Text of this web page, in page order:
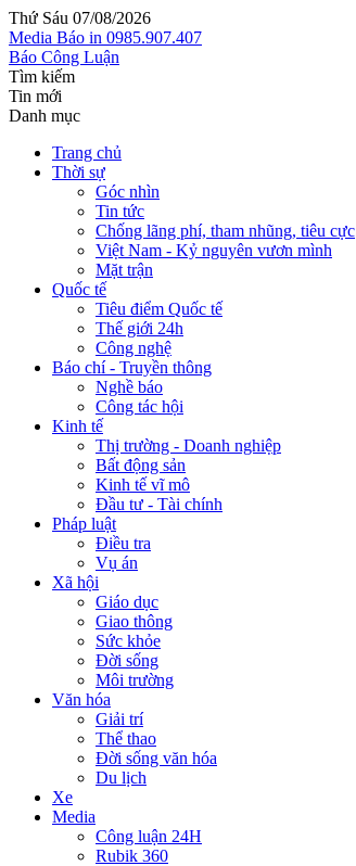
Thứ Sáu 07/08/2026
Media Báo in 0985.907.407
Báo Công Luận
Tìm kiếm
Tin mới
Danh mục
Trang chủ
Thời sự
Góc nhìn
Tin tức
Chống lãng phí, tham nhũng, tiêu cực
Việt Nam - Kỷ nguyên vươn mình
Mặt trận
Quốc tế
Tiêu điểm Quốc tế
Thế giới 24h
Công nghệ
Báo chí - Truyền thông
Nghề báo
Công tác hội
Kinh tế
Thị trường - Doanh nghiệp
Bất động sản
Kinh tế vĩ mô
Đầu tư - Tài chính
Pháp luật
Điều tra
Vụ án
Xã hội
Giáo dục
Giao thông
Sức khỏe
Đời sống
Môi trường
Văn hóa
Giải trí
Thể thao
Đời sống văn hóa
Du lịch
Xe
Media
Công luận 24H
Rubik 360